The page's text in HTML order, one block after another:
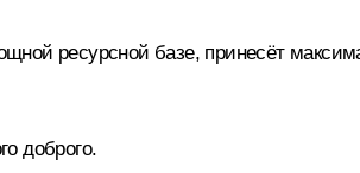
ресурсной базе, принесёт
доброго.